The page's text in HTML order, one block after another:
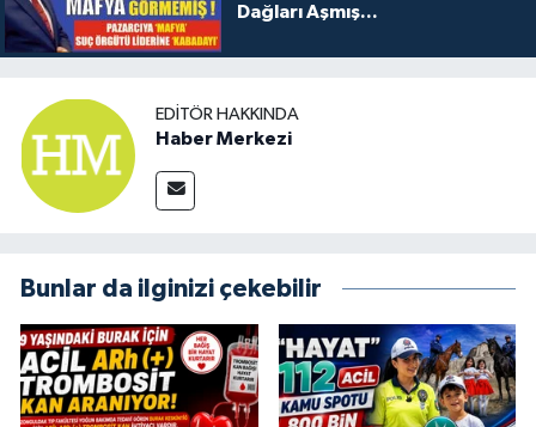
Dağları Aşmış...
EDITÖR HAKKINDA
Haber Merkezi
Bunlar da ilginizi çekebilir